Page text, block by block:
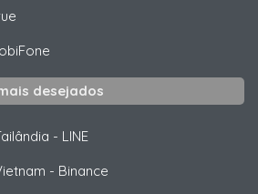
desejados
- LINE
- Binance